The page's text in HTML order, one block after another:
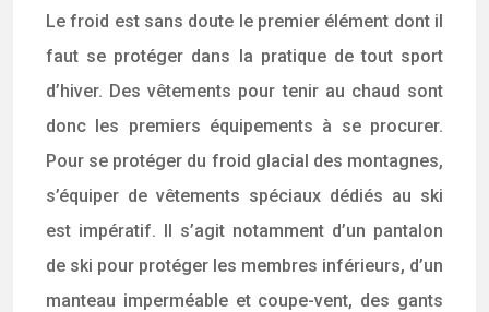
Le froid est sans doute le premier élément dont il
faut se protéger dans la pratique de tout sport
d’hiver. Des vêtements pour tenir au chaud sont
donc les premiers équipements à se procurer.
Pour se protéger du froid glacial des montagnes,
s’équiper de vêtements spéciaux dédiés au ski
est impératif. Il s’agit notamment d’un pantalon
de ski pour protéger les membres inférieurs, d’un
manteau imperméable et coupe-vent, des gants